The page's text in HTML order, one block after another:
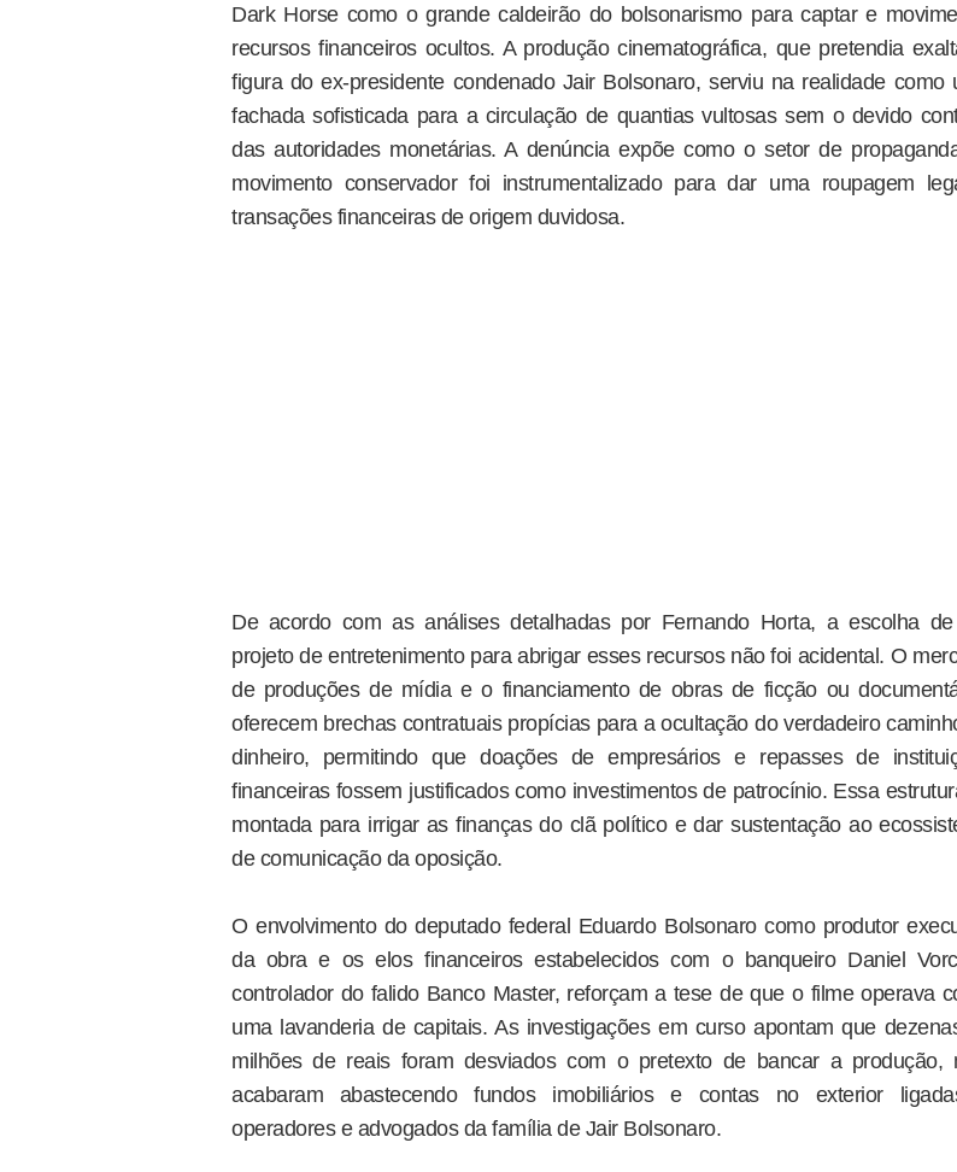
Dark Horse como o grande caldeirão do bolsonarismo para captar e
recursos financeiros ocultos. A produção cinematográfica, que pretendia
figura do ex-presidente condenado Jair Bolsonaro, serviu na realidade como
fachada sofisticada para a circulação de quantias vultosas sem o devido
das autoridades monetárias. A denúncia expõe como o setor de
movimento conservador foi instrumentalizado para dar uma roupagem
transações financeiras de origem duvidosa.
De acordo com as análises detalhadas por Fernando Horta, a escolha
projeto de entretenimento para abrigar esses recursos não foi acidental. O
de produções de mídia e o financiamento de obras de ficção ou
oferecem brechas contratuais propícias para a ocultação do verdadeiro
dinheiro, permitindo que doações de empresários e repasses de
financeiras fossem justificados como investimentos de patrocínio. Essa
montada para irrigar as finanças do clã político e dar sustentação ao
de comunicação da oposição.
O envolvimento do deputado federal Eduardo Bolsonaro como produtor
da obra e os elos financeiros estabelecidos com o banqueiro Daniel
controlador do falido Banco Master, reforçam a tese de que o filme operava
uma lavanderia de capitais. As investigações em curso apontam que
milhões de reais foram desviados com o pretexto de bancar a produção,
acabaram abastecendo fundos imobiliários e contas no exterior
operadores e advogados da família de Jair Bolsonaro.